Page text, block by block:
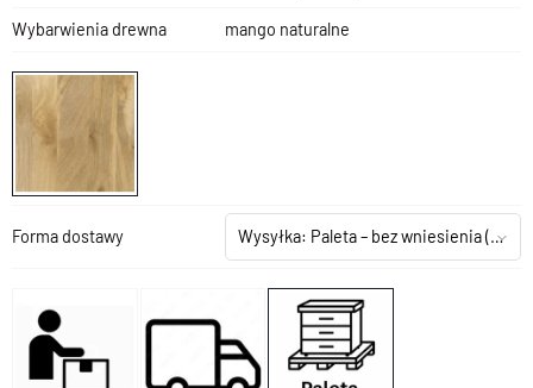
Wybarwienia drewna mango naturalne
Forma dostawy Wysyłka: Paleta – bez wniesienia(+199,00 zł)